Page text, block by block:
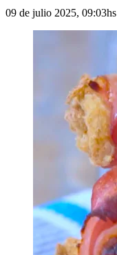
09 de julio 2025, 09:03hs